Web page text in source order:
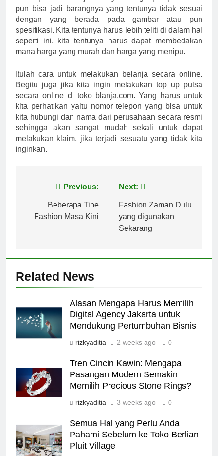
pun bisa jadi barangnya yang tentunya tidak sesuai
dengan yang berada pada gambar atau pun
spesifikasi. Kita tentunya harus lebih teliti di dalam hal
seperti ini, kita tentunya harus dapat membedakan
mana harga yang murah dan harga yang menipu.
Itulah cara untuk melakukan belanja secara online.
Begitu juga jika kita ingin melakukan top up pulsa
secara online di toko blanja.com. Yang harus untuk
kita perhatikan yaitu nomor telepon yang bisa untuk
kita hubungi dan nama dari perusahaan secara resmi
sehingga akan sangat mudah sekali untuk dapat
melakukan klaim, jika terjadi sesuatu yang tidak kita
inginkan.
navigation
Previous:
Beberapa Tipe
Fashion Masa Kini
Next:
Fashion Zaman Dulu
yang digunakan
Sekarang
Related News
Alasan Mengapa Harus Memilih
Digital Agency Jakarta untuk
Mendukung Pertumbuhan Bisnis
rizkyaditia 2 weeks ago 0
Tren Cincin Kawin: Mengapa
Pasangan Modern Semakin
Memilih Precious Stone Rings?
rizkyaditia 3 weeks ago 0
Semua Hal yang Perlu Anda
Pahami Sebelum ke Toko Berlian
Pluit Village